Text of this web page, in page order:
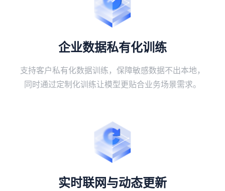
企业数据私有化训练
支持客户私有化数据训练，保障敏感数据不出本地，
同时通过定制化训练让模型更贴合业务场景需求。
实时联网与动态更新